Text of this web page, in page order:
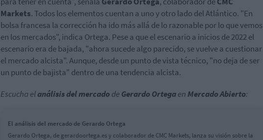
Markets. Todos los elementos cuentan a uno y otro lado del Atlántico. "En
bolsa francesa la corrección ha ido más allá de lo razonable por lo que vemos
en los mercados", indica Ortega. Pese a que el escenario a inicios de 2022 el
escenario era de bajada, "ahora sucede algo parecido, se vuelve a cuestionar
el mercado alcista". Aunque, desde un punto de vista técnico, "no deja de ser
un punto de bajista" dentro de una tendencia alcista.
Escucha elanálisis del mercado deGerardo Ortegaen Mercado Abierto:
El análisis del mercado de Gerardo Ortega
Gerardo Ortega, de gerardoortega.es y colaborador de CMC Markets, lanza su visión sobre la